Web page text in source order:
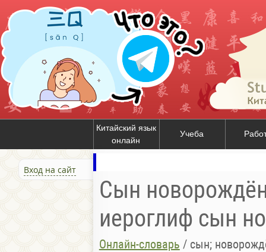
Китайский язык
онлайн
Учеба
Вход на сайт
Сын
иероглиф сын
Онлайн-словарь / сын;